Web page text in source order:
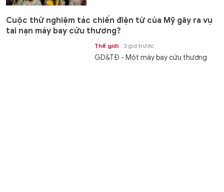
Cuộc thử nghiệm tác chiến điện tử của Mỹ gây ra vụ
tai nạn máy bay cứu thương?
Thế giới 3 giờ trước
GD&TĐ - Một máy bay cứu thương